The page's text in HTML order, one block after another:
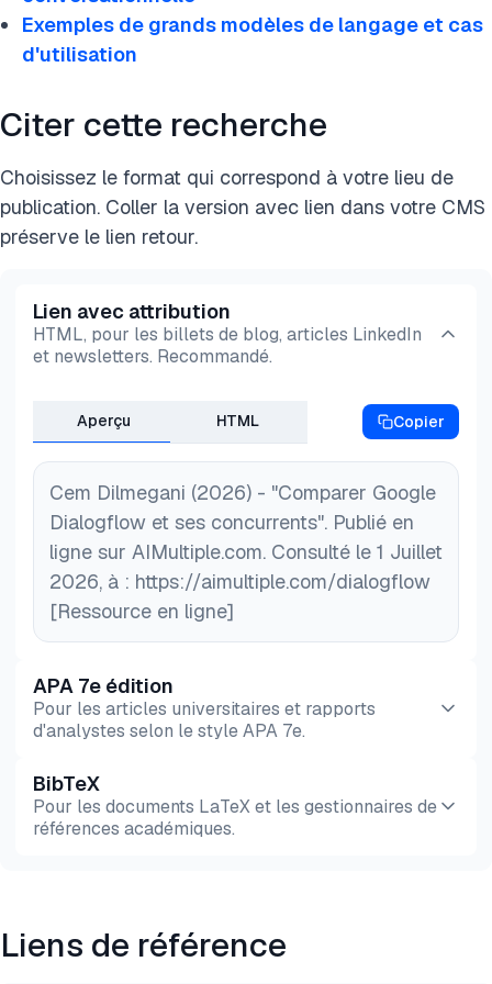
intégration transparente à Google Cloud et des
flux conversationnels complexes, Dialogflow aide
à créer des chatbots qui comprennent la parole
sur les sites web, les applications mobiles et les
Exemples de grands modèles de langage et cas
d'utilisation
Citer cette recherche
Choisissez le format qui correspond à votre lieu de
publication. Coller la version avec lien dans votre CMS
préserve le lien retour.
Lien avec attribution
HTML, pour les billets de blog, articles LinkedIn
et newsletters. Recommandé.
Aperçu HTML Copier
Cem Dilmegani (2026) - "Comparer Google
Dialogflow et ses concurrents". Publié en
ligne sur AIMultiple.com. Consulté le 1 Juillet
2026, à : https://aimultiple.com/dialogflow
[Ressource en ligne]
APA 7e édition
Pour les articles universitaires et rapports
d'analystes selon le style APA 7e.
Aperçu HTML Copier
BibTeX
Pour les documents LaTeX et les gestionnaires de
références académiques.
@misc{dilmegani2026,
Liens de référence